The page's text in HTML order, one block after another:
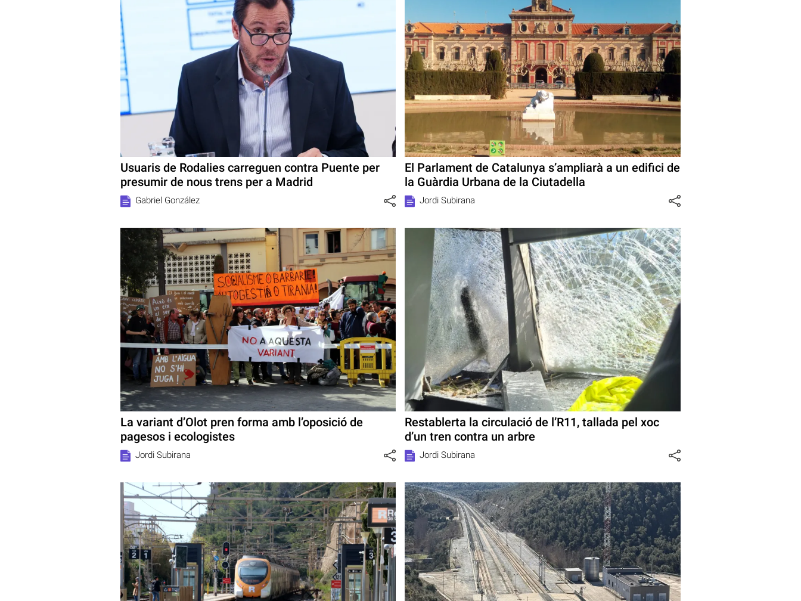
Usuaris de Rodalies carreguen contra Puente per
presumir de nous trens per a Madrid
Gabriel González
El Parlament de Catalunya s’ampliarà a un edifici de
la Guàrdia Urbana de la Ciutadella
Jordi Subirana
La variant d’Olot pren forma amb l’oposició de
pagesos i ecologistes
Jordi Subirana
Restablerta la circulació de l’R11, tallada pel xoc
d’un tren contra un arbre
Jordi Subirana